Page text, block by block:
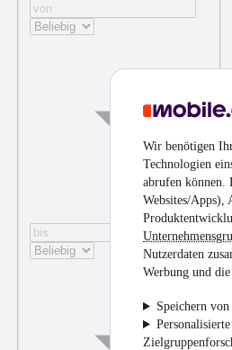
Wir benötigen
Technologien
abrufen können.
Websites/Apps),
Nutzerdaten
Werbung und
Speichern